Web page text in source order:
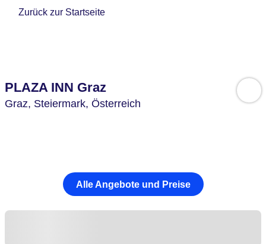
Zurück zur Startseite
PLAZA INN Graz
Graz, Steiermark, Österreich
Alle Angebote und Preise